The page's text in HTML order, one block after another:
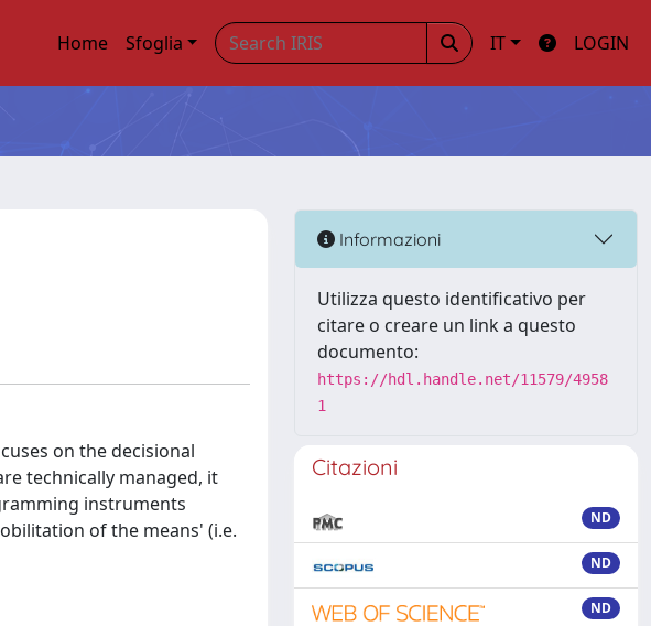
Home Sfoglia IT LOGIN
on the decisional
technically managed, it
instruments
of the means' (i.e.
Informazioni
Utilizza questo identificativo per
citare o creare un link a questo
documento:
https://hdl.handle.net/11579/4958
1
Citazioni
ND
ND
ND